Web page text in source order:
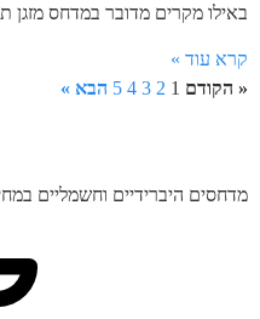
באילו מקרים מדובר במדחס מזגן
קרא עוד »
« הקודם 1
2
3
4
5 הבא »
מדחסים היברידיים וחשמליים